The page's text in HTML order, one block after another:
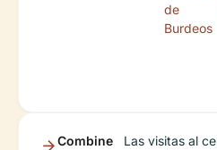
de
Burdeos
Combine
Las visitas al